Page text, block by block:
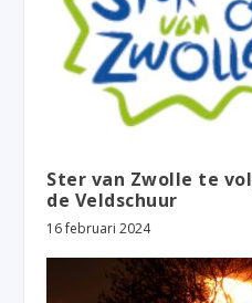
Ster van Zwolle te
de Veldschuur
16 februari 2024